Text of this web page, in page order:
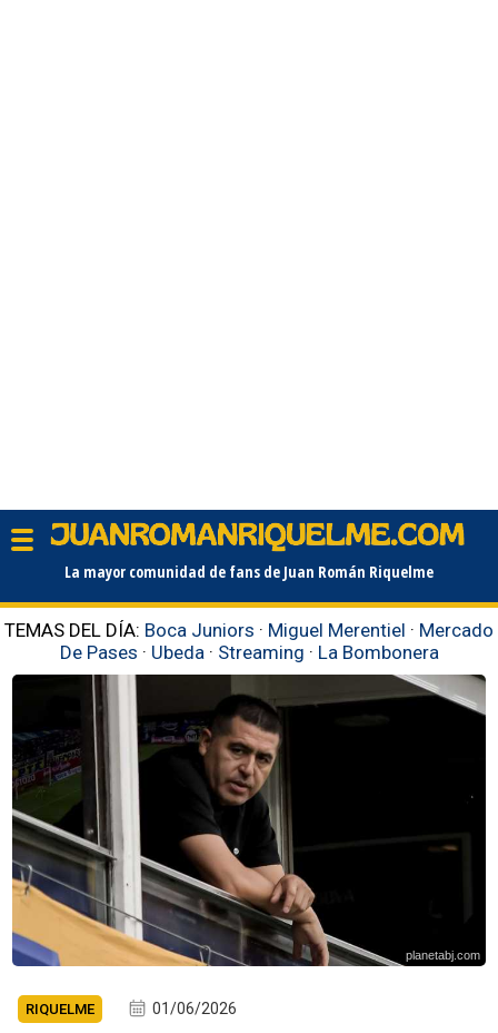
La mayor comunidad de fans de Juan Román Riquelme
TEMAS DEL DÍA: Boca Juniors · Miguel Merentiel · Mercado
De Pases · Ubeda · Streaming · La Bombonera
planetabj.com
RIQUELME 01/06/2026